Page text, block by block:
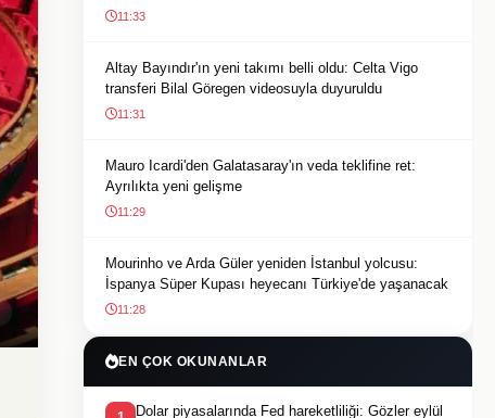
11:33
Altay Bayındır'ın yeni takımı belli oldu: Celta Vigo
transferi Bilal Göregen videosuyla duyuruldu
11:31
Mauro Icardi'den Galatasaray'ın veda teklifine ret:
Ayrılıkta yeni gelişme
11:29
Mourinho ve Arda Güler yeniden İstanbul yolcusu:
İspanya Süper Kupası heyecanı Türkiye'de yaşanacak
11:28
EN ÇOK OKUNANLAR
Dolar piyasalarında Fed hareketliliği: Gözler eylül